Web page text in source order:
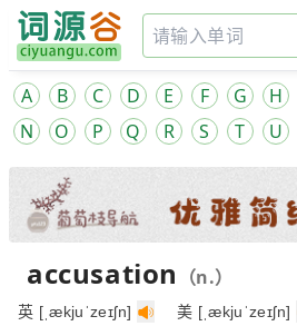
A B C D E F G H
N
O P Q R S T U
accusation （n.）
英 [ˌækjuˈzeɪʃn] 美 [ˌækjuˈzeɪʃn]